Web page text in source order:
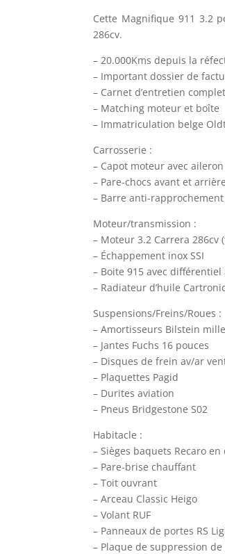
Cette Magnifique 911 3.2
286cv.
– 20.000Kms depuis la
– Important dossier de
– Carnet d’entretien complet
– Matching moteur et boîte
– Immatriculation belge
Carrosserie :
– Capot moteur avec aileron
– Pare-chocs avant et arrière
– Barre anti-rapprochement
Moteur/transmission :
– Moteur 3.2 Carrera 286cv
– Échappement inox SSI
– Boite 915 avec
– Radiateur d’huile Cartronic
Suspensions/Freins/Roues :
– Amortisseurs Bilstein
– Jantes Fuchs 16 pouces
– Disques de frein av/ar
– Plaquettes Pagid
– Durites aviation
– Pneus Bridgestone S02
Habitacle :
– Sièges baquets Recaro en
– Pare-brise chauffant
– Toit ouvrant
– Arceau Classic Heigo
– Volant RUF
– Panneaux de portes RS
– Plaque de suppression de